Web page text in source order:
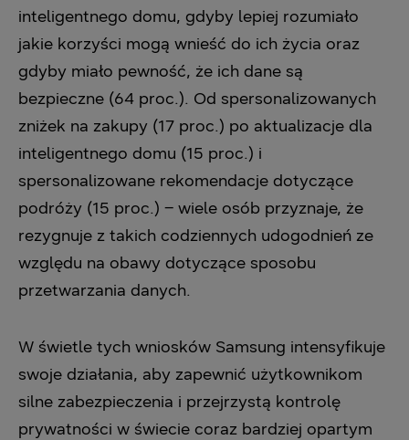
inteligentnego domu, gdyby lepiej rozumiało
jakie korzyści mogą wnieść do ich życia oraz
gdyby miało pewność, że ich dane są
bezpieczne (64 proc.). Od spersonalizowanych
zniżek na zakupy (17 proc.) po aktualizacje dla
inteligentnego domu (15 proc.) i
spersonalizowane rekomendacje dotyczące
podróży (15 proc.) – wiele osób przyznaje, że
rezygnuje z takich codziennych udogodnień ze
względu na obawy dotyczące sposobu
przetwarzania danych.
W świetle tych wniosków Samsung intensyfikuje
swoje działania, aby zapewnić użytkownikom
silne zabezpieczenia i przejrzystą kontrolę
prywatności w świecie coraz bardziej opartym